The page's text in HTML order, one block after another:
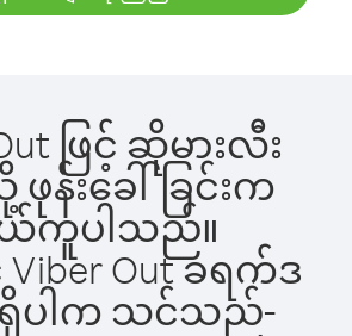
ဖြင့် ဆိုမားလီး
ဖုန်းခေါ်ခြင်းက
ကူပါသည်။
Out ခရက်ဒ
ရှိပါက သင်သည်-